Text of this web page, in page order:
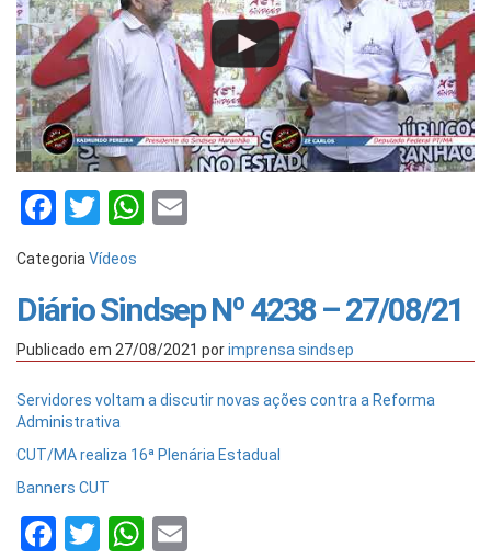
Facebook
TwitterWhatsApp
Categoria Vídeos
Diário Sindsep Nº 4238 – 27/08/21
Publicado em 27/08/2021 porimprensa sindsep
Servidores voltam a discutir novas ações contra a Reforma
Administrativa
CUT/MA realiza 16ª Plenária Estadual
Banners CUT
Facebook
TwitterWhatsApp